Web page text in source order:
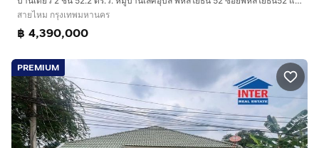
สายไหม กรุงเทพมหานคร
฿ 4,390,000
PREMIUM